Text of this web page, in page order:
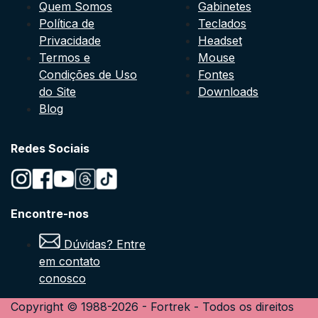
Quem Somos
Política de
Privacidade
Termos e
Condições de Uso
do Site
Blog
Gabinetes
Teclados
Headset
Mouse
Fontes
Downloads
Redes Sociais
Encontre-nos
Dúvidas? Entre
em contato
conosco
Copyright © 1988-2026 - Fortrek - Todos os direitos